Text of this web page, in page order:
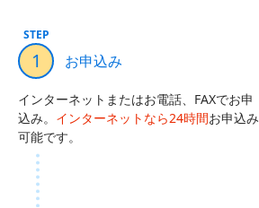
STEP
1 お申込み
インターネットまたはお電話、FAXでお申
込み。 インターネットなら24時間お申込み
可能です。